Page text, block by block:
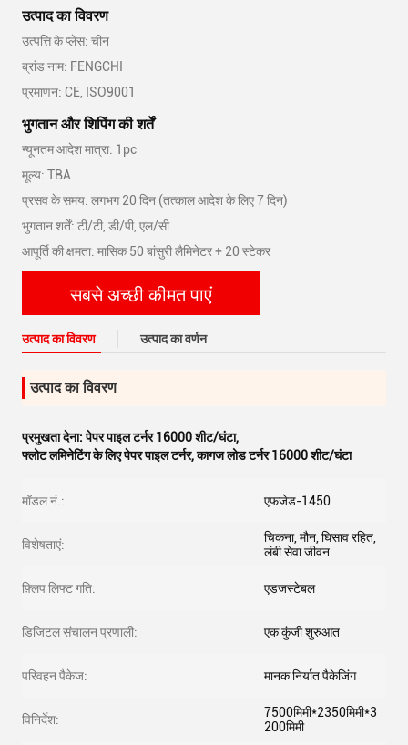
उत्पाद का विवरण
उत्पत्ति के प्लेस: चीन
ब्रांड नाम: FENGCHI
प्रमाणन: CE, ISO9001
भुगतान और शिपिंग की शर्तें
न्यूनतम आदेश मात्रा: 1pc
मूल्य: TBA
प्रसव के समय: लगभग 20 दिन (तत्काल आदेश के लिए 7 दिन)
भुगतान शर्तें: टी/टी, डी/पी, एल/सी
आपूर्ति की क्षमता: मासिक 50 बांसुरी लैमिनेटर + 20 स्टेकर
सबसे अच्छी कीमत पाएं
उत्पाद का विवरण उत्पाद का वर्णन
उत्पाद का विवरण
प्रमुखता देना:पेपर पाइल टर्नर 16000 शीट/घंटा,
फ्लोट लमिनेटिंग के लिए पेपर पाइल टर्नर,कागज लोड टर्नर 16000 शीट/घंटा
मॉडल नं.: एफजेड-1450
विशेषताएं:
चिकना, मौन, घिसाव रहित,
लंबी सेवा जीवन
फ़्लिप लिफ्ट गति: एडजस्टेबल
डिजिटल संचालन प्रणाली: एक कुंजी शुरुआत
परिवहन पैकेज: मानक निर्यात पैकेजिंग
विनिर्देश:
7500मिमी*2350मिमी*3
200मिमी